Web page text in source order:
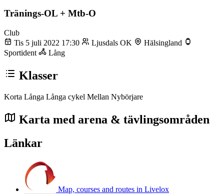
Tränings-OL + Mtb-O
Club
Tis 5 juli 2022 17:30
Ljusdals OK
Hälsingland
Sportident
Lång
Klasser
Korta Långa Långa cykel Mellan Nybörjare
Karta med arena & tävlingsområden
Länkar
Map, courses and routes in Livelox